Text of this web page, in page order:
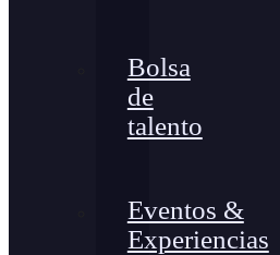
Bolsa
de
talento
Eventos &
Experiencias